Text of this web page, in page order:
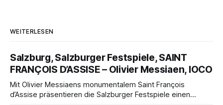
WEITERLESEN
Salzburg, Salzburger Festspiele, SAINT
FRANÇOIS D’ASSISE – Olivier Messiaen, IOCO
Mit Olivier Messiaens monumentalem Saint François
d’Assise präsentieren die Salzburger Festspiele einen